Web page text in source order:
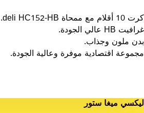
كرت 10 أقلام مع ممحاة deli HC152-HB.
غرافيت HB عالي الجودة.
بدن ملون وجذاب.
مجموعة اقتصادية موفرة وعالية الجودة.
ليكسي ميغا ستور